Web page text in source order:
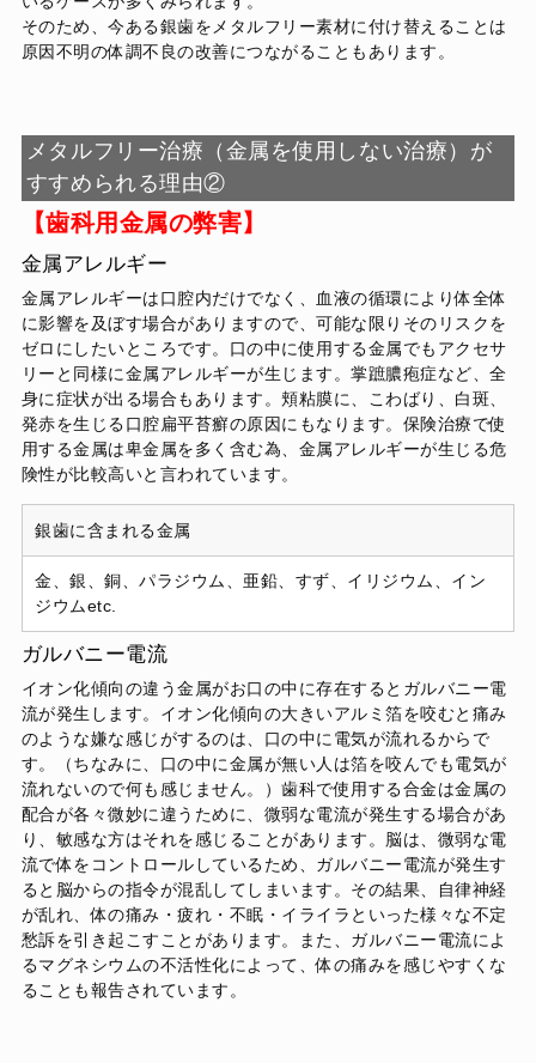
そのため、今ある銀歯をメタルフリー素材に付け替えることは
原因不明の体調不良の改善につながることもあります。
メタルフリー治療（金属を使用しない治療）が
すすめられる理由②
【歯科用金属の弊害】
金属アレルギー
金属アレルギーは口腔内だけでなく、血液の循環により体全体
に影響を及ぼす場合がありますので、可能な限りそのリスクを
ゼロにしたいところです。口の中に使用する金属でもアクセサ
リーと同様に金属アレルギーが生じます。掌蹠膿疱症など、全
身に症状が出る場合もあります。頬粘膜に、こわばり、白斑、
発赤を生じる口腔扁平苔癬の原因にもなります。保険治療で使
用する金属は卑金属を多く含む為、金属アレルギーが生じる危
険性が比較高いと言われています。
銀歯に含まれる金属
金、銀、銅、パラジウム、亜鉛、すず、イリジウム、イン
ジウムetc.
ガルバニー電流
イオン化傾向の違う金属がお口の中に存在するとガルバニー電
流が発生します。イオン化傾向の大きいアルミ箔を咬むと痛み
のような嫌な感じがするのは、口の中に電気が流れるからで
す。（ちなみに、口の中に金属が無い人は箔を咬んでも電気が
流れないので何も感じません。）歯科で使用する合金は金属の
配合が各々微妙に違うために、微弱な電流が発生する場合があ
り、敏感な方はそれを感じることがあります。脳は、微弱な電
流で体をコントロールしているため、ガルバニー電流が発生す
ると脳からの指令が混乱してしまいます。その結果、自律神経
が乱れ、体の痛み・疲れ・不眠・イライラといった様々な不定
愁訴を引き起こすことがあります。また、ガルバニー電流によ
るマグネシウムの不活性化によって、体の痛みを感じやすくな
ることも報告されています。